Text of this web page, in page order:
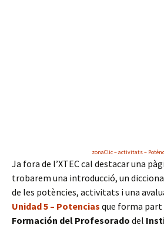
zonaClic – activitats –
Ja fora de l’XTEC cal destacar una
trobarem una introducció, un
de les potències, activitats i una
Unidad 5 – Potencias que forma part
Formación del Profesorado del